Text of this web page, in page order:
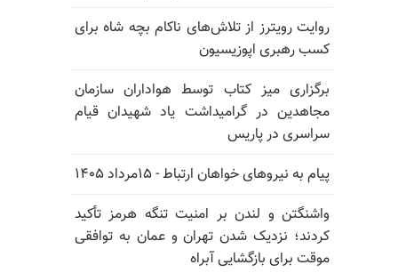
روایت رویترز از تلاش‌های ناکام بچه شاه برای
کسب رهبری اپوزیسیون
برگزاری میز کتاب توسط هواداران سازمان
مجاهدین در گرامیداشت یاد شهیدان قیام
سراسری در پاریس
پیام به نیروهای خواهان ارتباط - ۱۵مرداد ۱۴۰۵
واشنگتن و لندن بر امنیت تنگه هرمز تأکید
کردند؛ نزدیک شدن تهران و عمان به توافقی
موقت برای بازگشایی آبراه